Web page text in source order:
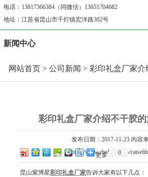
电话：13817366384（同微信）13651704682
地址：江苏省昆山市千灯镇宏洋路302号
新闻中心
网站首页 > 公司新闻 > 彩印礼盒厂家
彩印礼盒厂家介绍不干胶
发布日期：2017-11-23 内容
http://www.zbxbzcl.com/
更多 0
昆山紫博星彩印礼盒厂家告诉大家有以下几点：